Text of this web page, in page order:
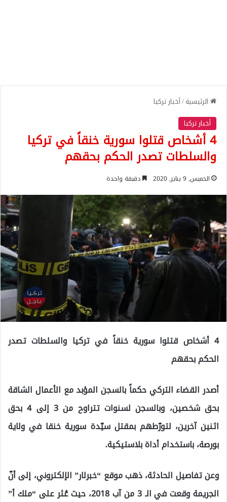
الرئيسية/أخبار تركيا
أخبار تركيا
4 أشخاص قتلوا سورية خنقاً في تركيا
والسلطات تصدر الحكم بحقهم
الخميس, 9 يناير, 2020 دقيقة واحدة
4 أشخاص قتلوا سورية خنقاً في تركيا والسلطات تصدر
الحكم بحقهم
أصدر القضاء التركي حكماً بالسجن المؤبد مع الأعمال الشاقة
بحق شخصين، وبالسجن لسنوات تتراوح من 3 إلى 4 بحق
اثنين آخرين، لتورّطهم بمقتل سيّدة سورية خنقا في ولاية
بورصة، باستخدام أداة بلاستيكية.
وعن تفاصيل الحادثة، ذهب موقع “خبرلار” الإلكتروني، إلى أنّ
الجريمة وقعت في الـ 3 من آب 2018، حيث عُثر على “ملك أ”